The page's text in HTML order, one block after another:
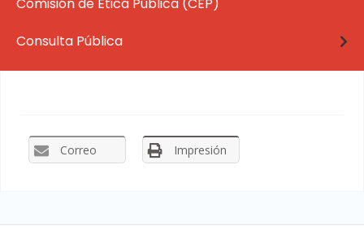
Consulta Pública
Correo Impresión